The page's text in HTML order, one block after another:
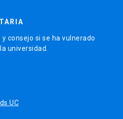
consejo si se ha vulnerado
universidad.
UC